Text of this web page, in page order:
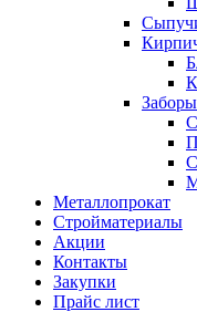
Металлопрокат
Стройматериалы
Акции
Контакты
Закупки
Прайс лист